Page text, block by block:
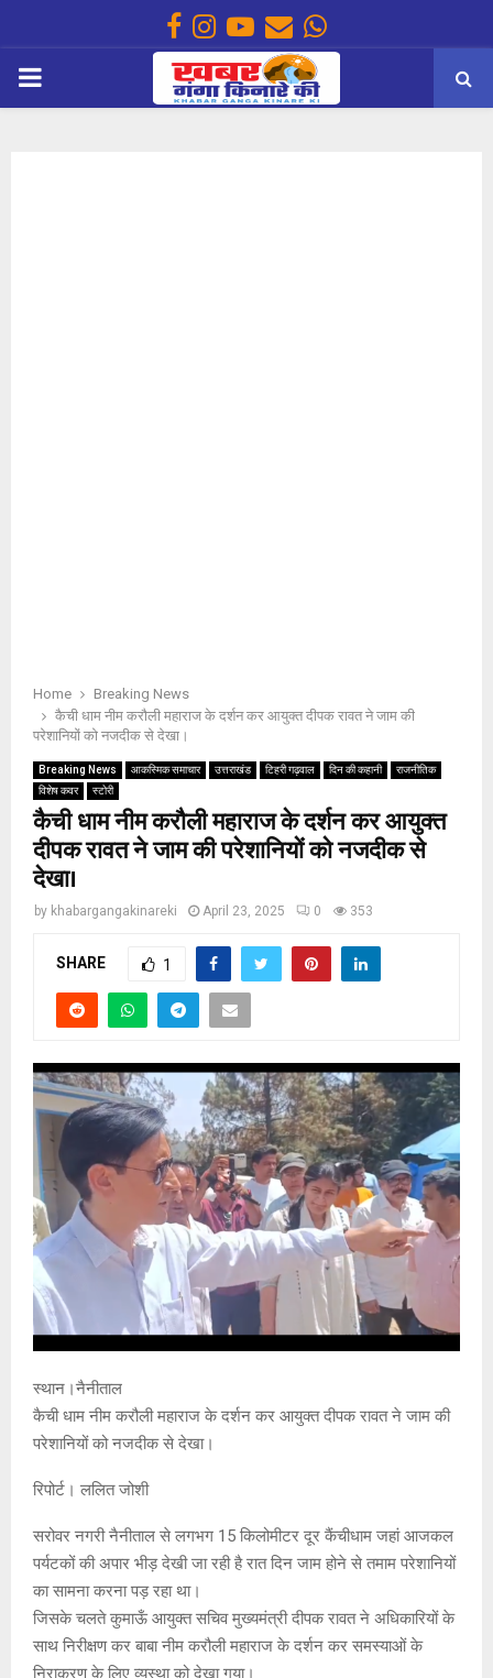
Facebook
Instagram
Youtube
EmailWhatsapp
PRIMARY
Home
Breaking News
कैची धाम नीम करौली महाराज के दर्शन कर आयुक्त दीपक रावत ने जाम की
परेशानियों को नजदीक से देखा।
Breaking News आकस्मिक समाचार उत्तराखंड टिहरी गढ़वाल दिन की कहानी
राजनीतिक
विशेष कवर
स्टोरी
कैची धाम नीम करौली महाराज के दर्शन कर आयुक्त
दीपक रावत ने जाम की परेशानियों को नजदीक से
देखा।
by khabargangakinareki April 23, 2025 0 353
SHARE 1
स्थान।नैनीताल
कैची धाम नीम करौली महाराज के दर्शन कर आयुक्त दीपक रावत ने जाम की
परेशानियों को नजदीक से देखा।
रिपोर्ट। ललित जोशी
सरोवर नगरी नैनीताल से लगभग 15 किलोमीटर दूर कैंचीधाम जहां आजकल
पर्यटकों की अपार भीड़ देखी जा रही है रात दिन जाम होने से तमाम परेशानियों
का सामना करना पड़ रहा था।
जिसके चलते कुमाऊँ आयुक्त सचिव मुख्यमंत्री दीपक रावत ने अधिकारियों के
साथ निरीक्षण कर बाबा नीम करौली महाराज के दर्शन कर समस्याओं के